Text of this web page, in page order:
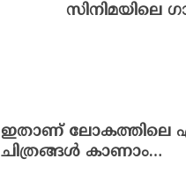
സിനിമയിലെ
ഇതാണ് ലോകത്തിലെ
ചിത്രങ്ങൾ കാണാം…